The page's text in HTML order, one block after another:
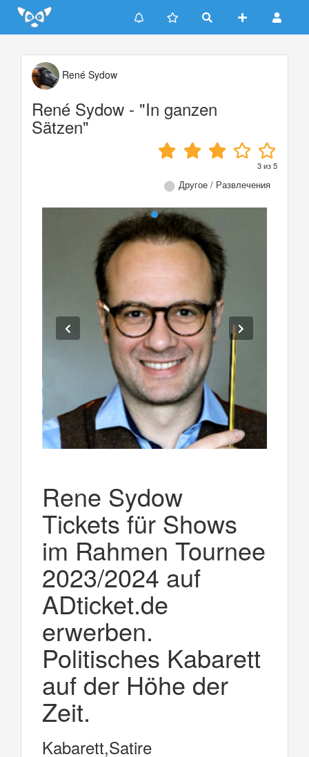
Update cookies preferences
René Sydow
René Sydow - "In ganzen
Sätzen"
3из5
Другое / Развлечения
Rene Sydow
Tickets für Shows
im Rahmen Tournee
2023/2024 auf
ADticket.de
erwerben.
Politisches Kabarett
auf der Höhe der
Zeit.
Kabarett,Satire